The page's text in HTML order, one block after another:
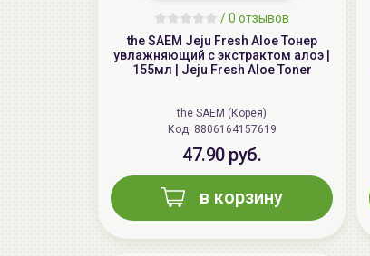
/0 отзывов
the SAEM Jeju Fresh Aloe Тонер
увлажняющий с экстрактом алоэ |
155мл | Jeju Fresh Aloe Toner
the SAEM (Корея)
Код: 8806164157619
47.90 руб.
в корзину